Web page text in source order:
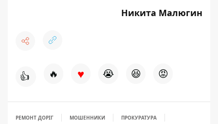
Никита Малюгин
👍 🔥 ♥ 😭 😆 😡
РЕМОНТ ДОРІГ МОШЕННИКИ
ПРОКУРАТУРА